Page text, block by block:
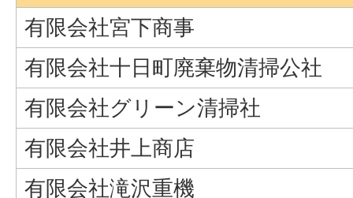
有限会社宮下商事
有限会社十日町廃棄物清掃公社
有限会社グリーン清掃社
有限会社井上商店
有限会社滝沢重機